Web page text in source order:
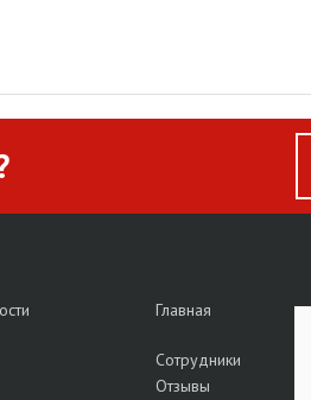
Главная
Сотрудники
Отзывы